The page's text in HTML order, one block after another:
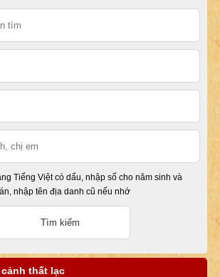
Tiếng Việt có dấu, nhập số cho năm sinh và
nhập tên địa danh cũ nếu nhớ
thất lạc